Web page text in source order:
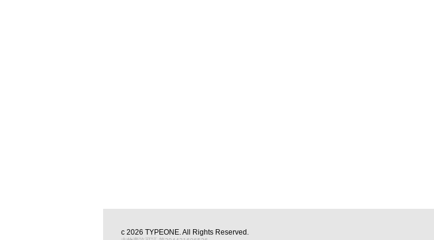
c 2026 TYPEONE. All Rights Reserved.